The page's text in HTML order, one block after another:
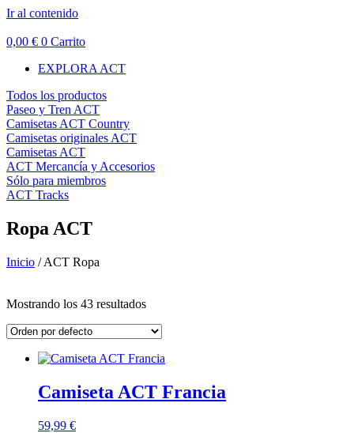
Ir al contenido
0,00 € 0 Carrito
EXPLORA ACT
Todos los productos
Paseo y Tren ACT
Camisetas ACT Country
Camisetas originales ACT
Camisetas ACT
ACT Mercancía y Accesorios
Sólo para miembros
ACT Tracks
Ropa ACT
Inicio / ACT Ropa
Filtro de precios
Búsqueda de texto
Categorías del producto
Ropa ACT(43)
Camisetas ACT Country
Mostrando los 43 resultados
Camiseta ACT Francia
59,99 €